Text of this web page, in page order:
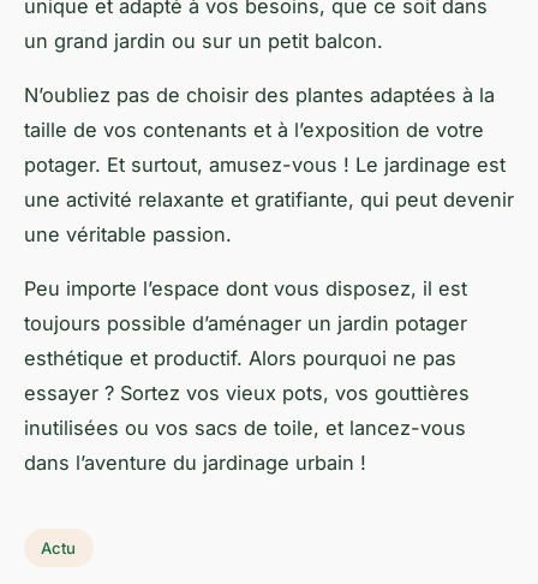
unique et adapté à vos besoins, que ce soit dans
un grand jardin ou sur un petit balcon.
N’oubliez pas de choisir des plantes adaptées à la
taille de vos contenants et à l’exposition de votre
potager. Et surtout, amusez-vous ! Le jardinage est
une activité relaxante et gratifiante, qui peut devenir
une véritable passion.
Peu importe l’espace dont vous disposez, il est
toujours possible d’aménager un jardin potager
esthétique et productif. Alors pourquoi ne pas
essayer ? Sortez vos vieux pots, vos gouttières
inutilisées ou vos sacs de toile, et lancez-vous
dans l’aventure du jardinage urbain !
Actu